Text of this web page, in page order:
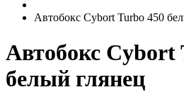
Автобокс Cybort Turbo 450
Автобокс Cybort
белый глянец